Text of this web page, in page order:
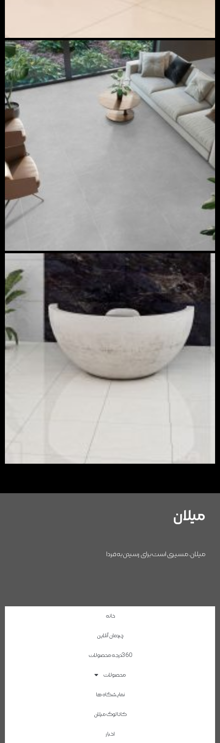
میلان
میلان، مسیری است برای رسیدن به فردا
خانه
چیدمان آنلاین
360درجه محصولات
محصولات
نمایشگاه ها
کاتالوگ میلان
اخبار